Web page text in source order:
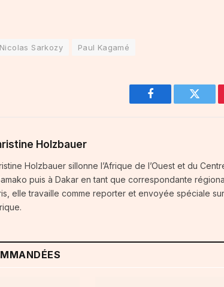
Nicolas Sarkozy Paul Kagamé
Facebook
Holzbauer
Holzbauer sillonne l’Afrique de l’Ouest et du
puis à Dakar en tant que correspondante
elle travaille comme reporter et envoyée spéciale